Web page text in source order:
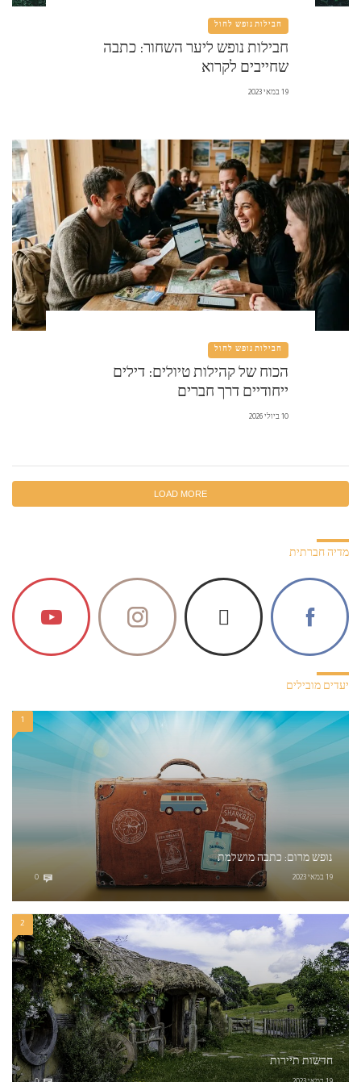
חבילות נופש לחול
חבילות נופש ליער השחור: כתבה
שחייבים לקרוא
19 במאי 2023
חבילות נופש לחול
הכוח של קהילות טיולים: דילים
ייחודיים דרך חברים
10 ביולי 2026
LOAD MORE
מדיה חברתית
יעדים מובילים
1
נופש מרום: כתבה מושלמת
19 במאי 2023 0
2
חדשות תיירות